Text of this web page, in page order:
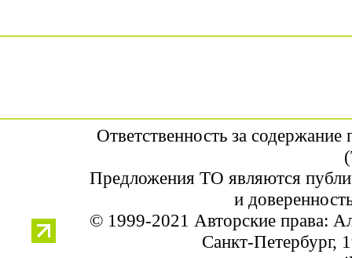
Ответственность за
Предложения ТО являются
и
© 1999-2021 Авторские права:
Санкт-Петербург,